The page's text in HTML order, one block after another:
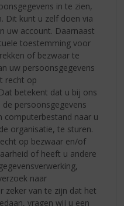
in te zien,
Dit kunt u zelf doen via
uw account. Daarnaast
toestemming voor
of bezwaar te
uw persoonsgegevens
recht op
betekent dat u bij ons
persoonsgegevens
computerbestand naar u
organisatie, te sturen.
op bezwaar en/of
of heeft u andere
naar
zeker van te zijn dat het
vragen wij u een